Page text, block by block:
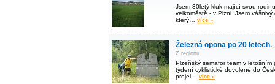
Jsem 30letý kluk mající svou
velkoměstě - v Plzni. Jsem
který… více »
Železná opona po 20 letech.
Z regionu
Plzeňský semafor team v letošním
týdení cyklistické dovolené do
projel… více »